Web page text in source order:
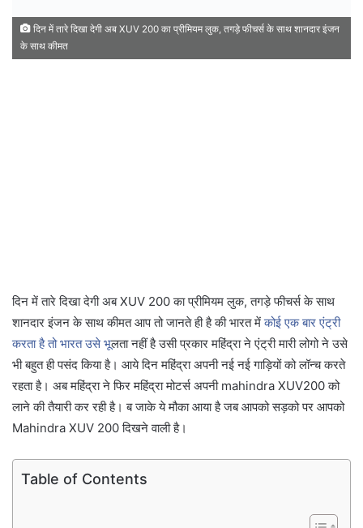
दिन में तारे दिखा देगी अब XUV 200 का प्रीमियम लुक, तगड़े फीचर्स के साथ शानदार इंजन
के साथ कीमत
दिन में तारे दिखा देगी अब XUV 200 का प्रीमियम लुक, तगड़े फीचर्स के साथ
शानदार इंजन के साथ कीमत आप तो जानते ही है की भारत मेंकोई एक बार एंट्री
करता है तो भारत उसे भूलता नहीं है उसी प्रकार महिंद्रा ने एंट्री मारी लोगो ने उसे
भी बहुत ही पसंद किया है। आये दिन महिंद्रा अपनी नई नई गाड़ियों को लॉन्च करते
रहता है। अब महिंद्रा ने फिर महिंद्रा मोटर्स अपनी mahindra XUV200 को
लाने की तैयारी कर रही है। ब जाके ये मौका आया है जब आपको सड़को पर आपको
Mahindra XUV 200 दिखने वाली है।
Table of Contents